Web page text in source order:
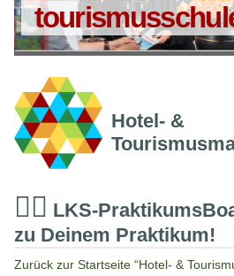
Hotel- &
👉🏻 LKS-
zu Deinem Praktikum!
Zurück zur Startseite “Hotel- &